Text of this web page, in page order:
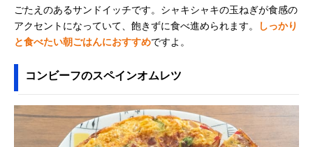
ごたえのあるサンドイッチです。シャキシャキの玉ねぎが食感の
アクセントになっていて、飽きずに食べ進められます。
しっかり
と食べたい朝ごはんにおすすめですよ。
コンビーフのスペインオムレツ